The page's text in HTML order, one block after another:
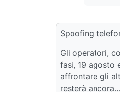
Spoofing
Gli operatori,
fasi, 19 agosto
affrontare gli
resterà ancora…